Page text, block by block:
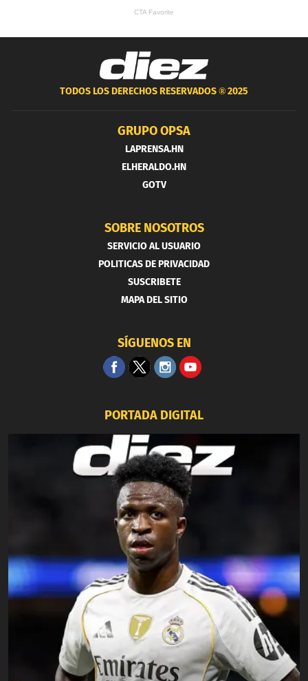
TODOS LOS DERECHOS RESERVADOS ®2025
GRUPO OPSA
LAPRENSA.HN
ELHERALDO.HN
GOTV
SOBRE NOSOTROS
SERVICIO AL USUARIO
POLITICAS DE PRIVACIDAD
SUSCRIBETE
MAPA DEL SITIO
SÍGUENOS EN
PORTADA DIGITAL